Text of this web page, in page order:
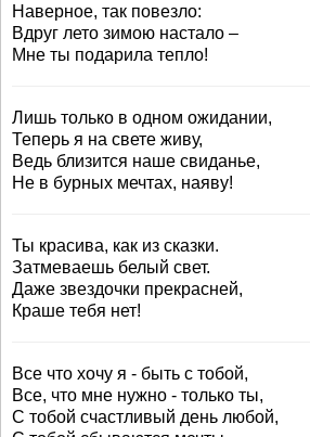
Наверное, так повезло:
Вдруг лето зимою настало –
Мне ты подарила тепло!
Лишь только в одном ожидании,
Теперь я на свете живу,
Ведь близится наше свиданье,
Не в бурных мечтах, наяву!
Ты красива, как из сказки.
Затмеваешь белый свет.
Даже звездочки прекрасней,
Краше тебя нет!
Все что хочу я - быть с тобой,
Все, что мне нужно - только ты,
С тобой счастливый день любой,